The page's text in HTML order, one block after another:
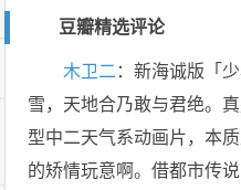
豆瓣精选评论
木卫二 ：新海诚版「
雪，天地合乃敢与君绝。
型中二天气系动画片，本
的矫情玩意啊。借都市传